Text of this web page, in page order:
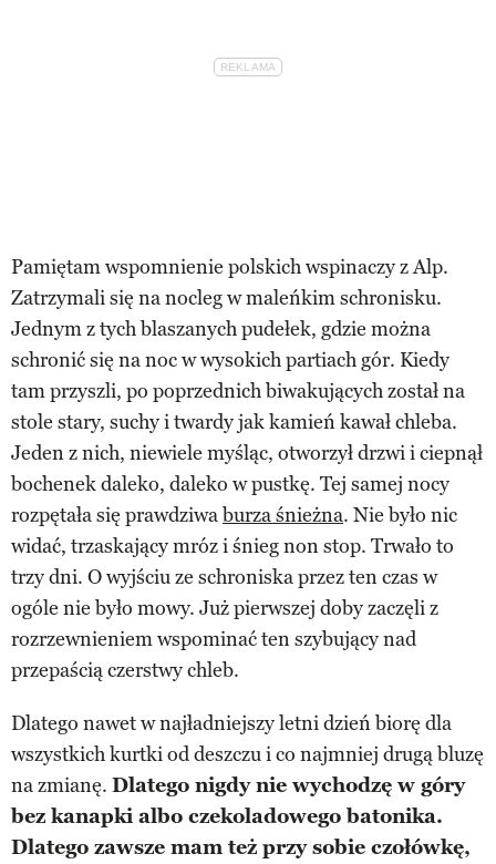
Pamiętam wspomnienie polskich wspinaczy z Alp.
Zatrzymali się na nocleg w maleńkim schronisku.
Jednym z tych blaszanych pudełek, gdzie można
schronić się na noc w wysokich partiach gór. Kiedy
tam przyszli, po poprzednich biwakujących został na
stole stary, suchy i twardy jak kamień kawał chleba.
Jeden z nich, niewiele myśląc, otworzył drzwi i ciepnął
bochenek daleko, daleko w pustkę. Tej samej nocy
rozpętała się prawdziwaburza śnieżna. Nie było nic
widać, trzaskający mróz i śnieg non stop. Trwało to
trzy dni. O wyjściu ze schroniska przez ten czas w
ogóle nie było mowy. Już pierwszej doby zaczęli z
rozrzewnieniem wspominać ten szybujący nad
przepaścią czerstwy chleb.
Dlatego nawet w najładniejszy letni dzień biorę dla
wszystkich kurtki od deszczu i co najmniej drugą bluzę
na zmianę. Dlatego nigdy nie wychodzę w góry
bez kanapki albo czekoladowego batonika.
Dlatego zawsze mam też przy sobie czołówkę,